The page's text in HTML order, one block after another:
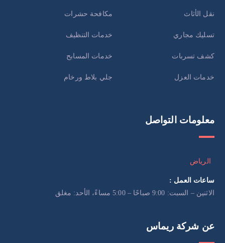
نقل الأثاث مكافحة حشرات
تسليك مجاري خدمات التنظيف
كشف تسربات خدمات المسابح
خدمات العزل جلي بلاط ورخام
معلومات التواصل
الرياض
ساعات العمل :
الاثنين – السبت: 9:00 صباحًا – 5:00 مساءً، الأحد: مغلق
عن شركة ريماس